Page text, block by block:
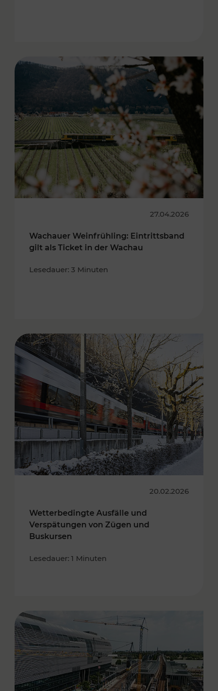
27.04.2026
Wachauer Weinfrühling: Eintrittsband
gilt als Ticket in der Wachau
Lesedauer: 3 Minuten
20.02.2026
Wetterbedingte Ausfälle und
Verspätungen von Zügen und
Buskursen
Lesedauer: 1 Minuten